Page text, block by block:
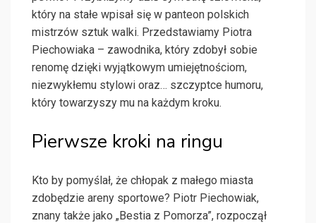
który na stałe wpisał się w panteon polskich
mistrzów sztuk walki. Przedstawiamy Piotra
Piechowiaka – zawodnika, który zdobył sobie
renomę dzięki wyjątkowym umiejętnościom,
niezwykłemu stylowi oraz… szczyptce humoru,
który towarzyszy mu na każdym kroku.
Pierwsze kroki na ringu
Kto by pomyślał, że chłopak z małego miasta
zdobędzie areny sportowe? Piotr Piechowiak,
znany także jako „Bestia z Pomorza”, rozpoczął